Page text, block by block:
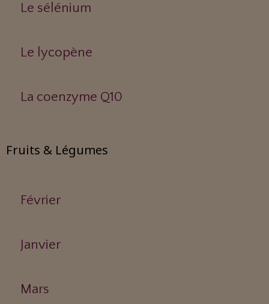
Le sélénium
Le lycopène
La coenzyme Q10
Fruits & Légumes
Février
Janvier
Mars